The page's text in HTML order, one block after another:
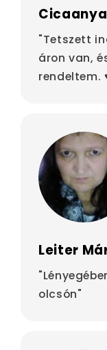
Cicaanya
"Tetszett
áron van,
rendeltem.
Leiter
olcsón"